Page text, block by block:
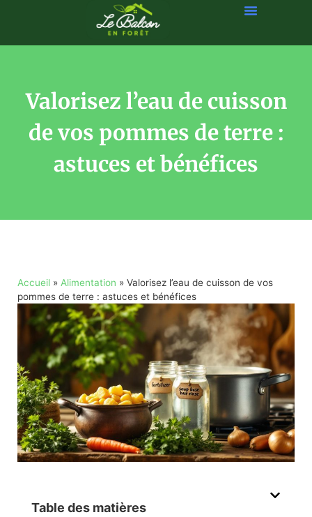
Valorisez l’eau de cuisson
de vos pommes de terre :
astuces et bénéfices
Accueil » Alimentation » Valorisez l’eau de cuisson de vos
pommes de terre : astuces et bénéfices
Table des matières